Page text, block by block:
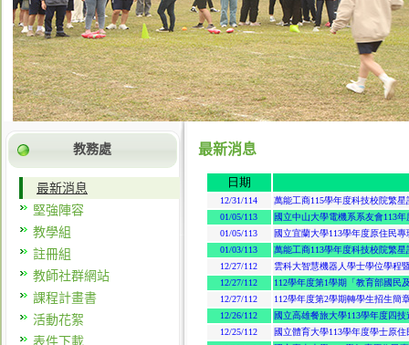
教務處
最新消息
堅強陣容
教學組
註冊組
教師社群網站
課程計畫書
活動花絮
表件下載
最新消息